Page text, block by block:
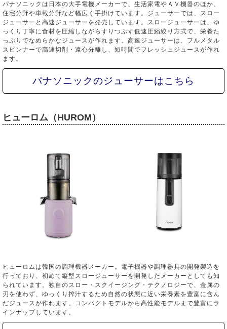
パナソニックは日本の大手電機メーカーで、生活家電やＡＶ機器のほか、
住宅分野や車載分野など幅広く手掛けています。ジューサーでは、スロー
ジューサーと高速ジューサーを発売しています。スロージューサーは、ゆ
っくり丁寧に食材を圧縮しながらすりつぶす低速圧縮絞り方式で、栄養た
っぷりでなめらかなジュースが作れます。高速ジューサーは、フルメタル
スピンナーで高速切削・遠心分離し、短時間でフレッシュジュースが作れ
ます。
パナソニックのジューサーはこちら
ヒューロム（HUROM）
ヒューロムは韓国の調理機器メーカー。電子機器や調理器具の開発製造を
行っており、初めて縦型スロージューサーを開発したメーカーとしても知
られています。独自のスロー・スクイージング・テクノロジーで、金属の
刃を使わず、ゆっくり搾汁するため自然の状態に近い栄養素を豊富に含ん
だジュースが作れます。コンパクトモデルから高性能モデルまで豊富にラ
インナップしています。